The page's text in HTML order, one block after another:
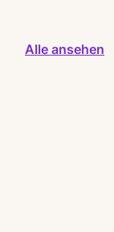
Alle ansehen